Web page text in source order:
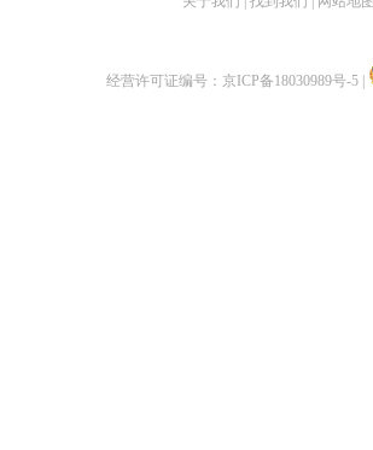
经营许可证编号： 京ICP备18030989号-5